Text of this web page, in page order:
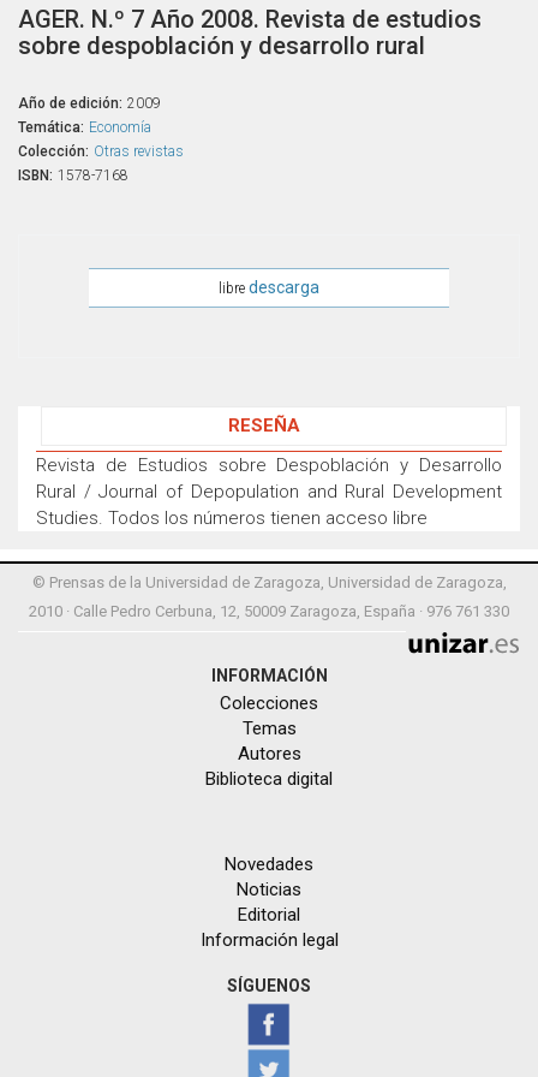
AGER. N.º 7 Año 2008. Revista de estudios
sobre despoblación y desarrollo rural
Año de edición: 2009
Temática: Economía
Colección: Otras revistas
ISBN: 1578-7168
libre descarga
RESEÑA
Revista de Estudios sobre Despoblación y Desarrollo
Rural / Journal of Depopulation and Rural Development
Studies. Todos los números tienen acceso libre
© Prensas de la Universidad de Zaragoza, Universidad de Zaragoza,
2010 · Calle Pedro Cerbuna, 12, 50009 Zaragoza, España · 976 761 330
INFORMACIÓN
Colecciones
Temas
Autores
Biblioteca digital
Novedades
Noticias
Editorial
Información legal
SÍGUENOS